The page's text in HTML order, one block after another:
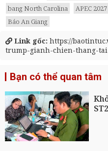
bang North Carolina
APEC 2027
Báo An Giang
Link gốc: https://
trump-gianh-chien-thang-
Bạn có thể quan tâm